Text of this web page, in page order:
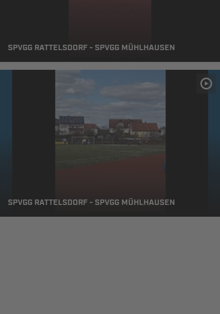
SPVGG RATTELSDORF - SPVGG MÜHLHAUSEN
SPVGG RATTELSDORF - SPVGG MÜHLHAUSEN